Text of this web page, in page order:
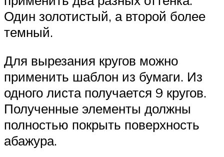
Один золотистый, а второй более
темный.
Для вырезания кругов можно
применить шаблон из бумаги. Из
одного листа получается 9 кругов.
Полученные элементы должны
полностью покрыть поверхность
абажура.